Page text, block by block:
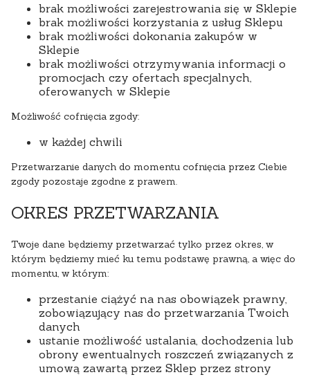
brak możliwości zarejestrowania się w Sklepie
brak możliwości korzystania z usług Sklepu
brak możliwości dokonania zakupów w
Sklepie
brak możliwości otrzymywania informacji o
promocjach czy ofertach specjalnych,
oferowanych w Sklepie
Możliwość cofnięcia zgody:
w każdej chwili
Przetwarzanie danych do momentu cofnięcia przez Ciebie
zgody pozostaje zgodne z prawem.
OKRES PRZETWARZANIA
Twoje dane będziemy przetwarzać tylko przez okres, w
którym będziemy mieć ku temu podstawę prawną, a więc do
momentu, w którym:
przestanie ciążyć na nas obowiązek prawny,
zobowiązujący nas do przetwarzania Twoich
danych
ustanie możliwość ustalania, dochodzenia lub
obrony ewentualnych roszczeń związanych z
umową zawartą przez Sklep przez strony